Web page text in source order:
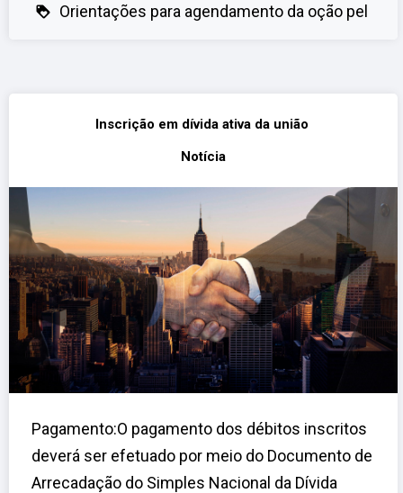
Orientações para agendamento da oção pel
Inscrição em dívida ativa da união
Notícia
Pagamento:O pagamento dos débitos inscritos
deverá ser efetuado por meio do Documento de
Arrecadação do Simples Nacional da Dívida